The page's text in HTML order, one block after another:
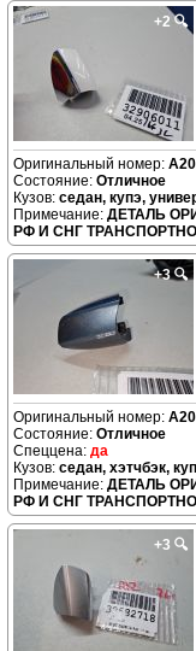
+2🔍
Отличное
седан, купэ,
ДЕТАЛЬ
РФ И СНГ
+3🔍
Отличное
да
седан, хэтчбэк,
ДЕТАЛЬ
РФ И СНГ
+3 🔍